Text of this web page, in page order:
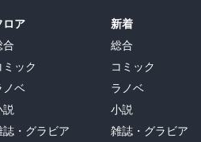
ロア
合
ミック
ノベ
説
誌・グラビア
新着
総合
コミック
ラノベ
小説
雑誌・グラビア